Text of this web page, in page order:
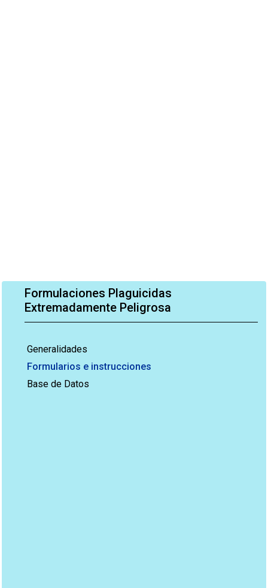
Formulaciones Plaguicidas
Extremadamente Peligrosa
Generalidades
Formularios e instrucciones
Base de Datos